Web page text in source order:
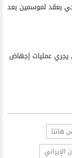
بعقد لموسمين بعد
عمليات إجهاض
هانتا
الإيراني